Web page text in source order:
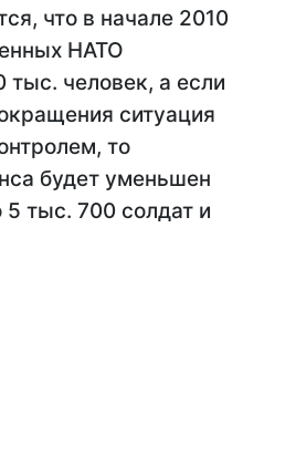
что в начале 2010
НАТО
тыс. человек, а если
ситуация
то
будет уменьшен
тыс. 700 солдат и